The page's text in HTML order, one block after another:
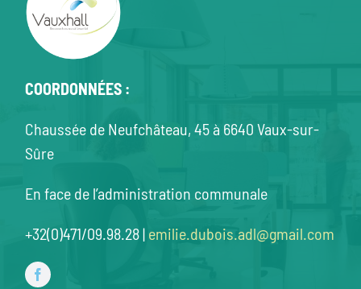
COORDONNÉES :
Chaussée de Neufchâteau, 45 à 6640 Vaux-sur-
Sûre
En face de l’administration communale
+32(0)471/09.98.28 | emilie.dubois.adl@gmail.com